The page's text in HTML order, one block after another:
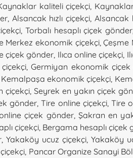
kaliteli çiçekçi,
, Alsancak hızlı çiçekçi, Alsancak
, Torbalı hesaplı çiçek gönder
Merkez ekonomik çiçekçi,Çeşme
çiçek gönder, Ilıca online çiçekçi,
,Germiyan ekonomik
Kemalpaşa ekonomik çiçekçi,
çiçekçi,Seyrek en yakın çiçek
gönder,Tire online çiçekçi, Tire
çiçek gönder, Şakran en
çiçekçi, Bergama hesaplı çiçek
, Yakaköy ucuz çiçekçi, Yakaköy
, Pancar Organize Sanayi